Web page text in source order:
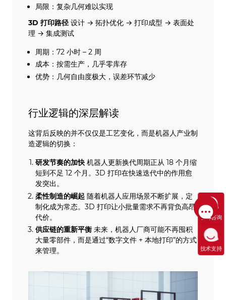
局限：复杂几何难以实现
3D 打印路径 设计 → 拓扑优化 → 打印成型 → 表面处
理 → 集成测试
周期：72 小时 – 2 周
成本：按需生产，几乎零库存
优势：几何自由度极大，误差环节减少
行业逻辑的深层解读
这背后反映的并不仅仅是工艺变化，而是机器人产业制
造逻辑的切换：
研发节奏的加快 机器人更新换代周期正从 18 个月缩
短到不足 12 个月。3D 打印在快速迭代中的作用愈
发突出。
柔性制造的崛起 随着机器人应用场景不断扩展，定
制化成为常态。3D 打印让小批量需求不再背负高昂
代价。
供应链的重新平衡 未来，机器人厂商可能不再囤积
大量零部件，而是通过“数字文件 + 本地打印”的方式
来管理。
售前咨询
技术支持